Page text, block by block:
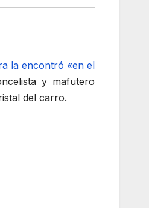
la encontró «en el
y mafutero
del carro.